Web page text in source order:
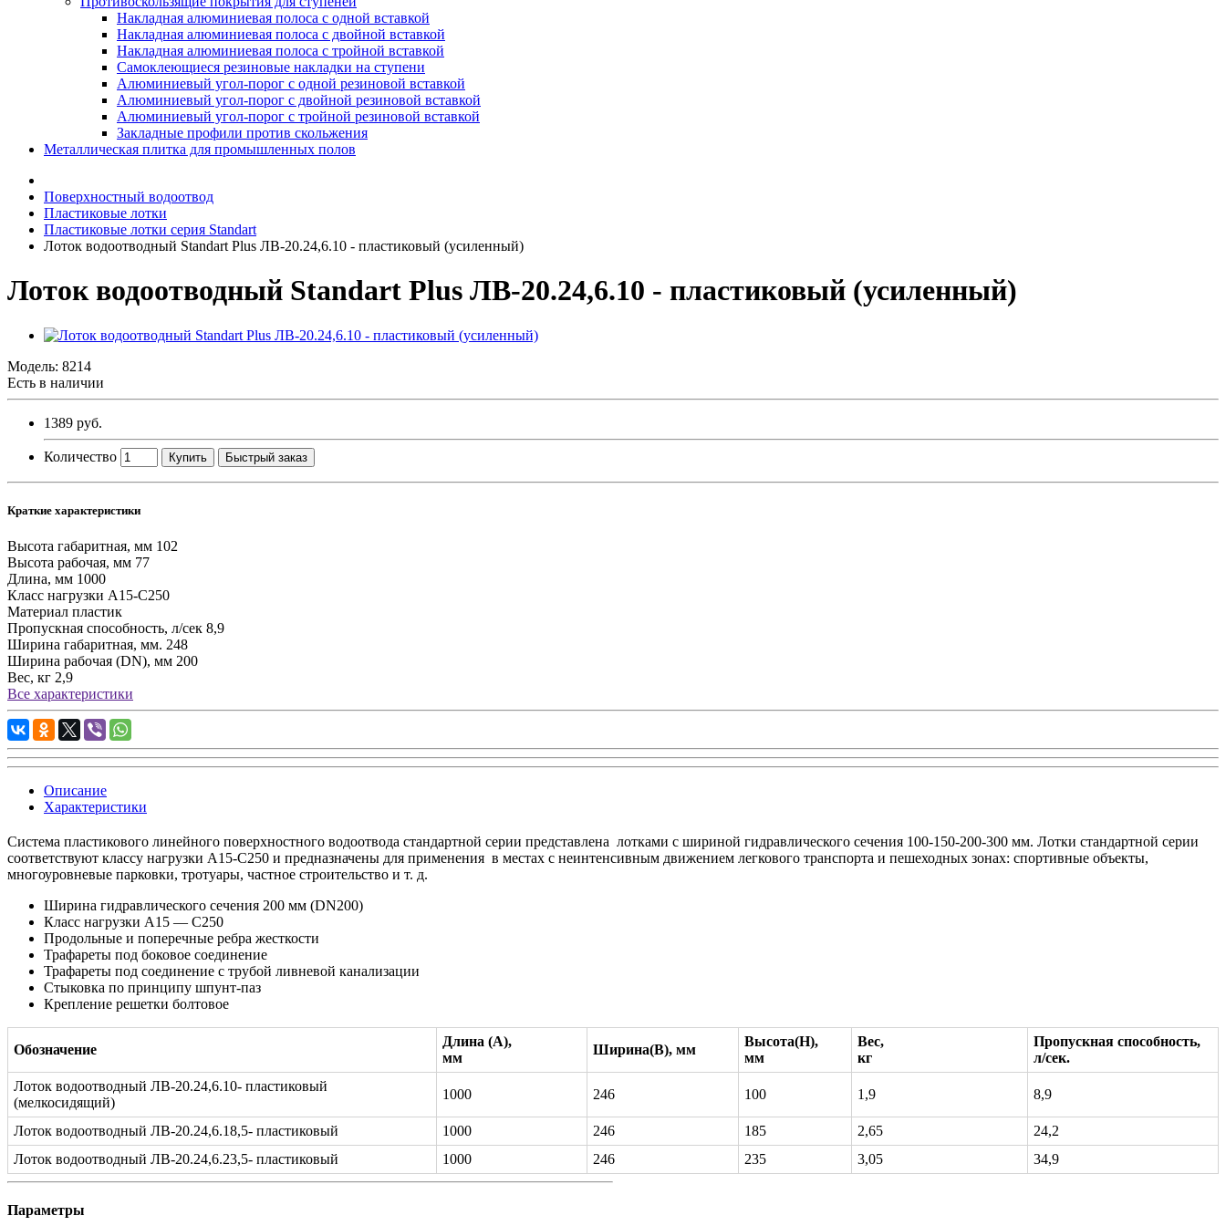
Накладная алюминиевая полоса с одной вставкой
Накладная алюминиевая полоса с двойной вставкой
Накладная алюминиевая полоса с тройной вставкой
Самоклеющиеся резиновые накладки на ступени
Алюминиевый угол-порог с одной резиновой вставкой
Алюминиевый угол-порог с двойной резиновой вставкой
Алюминиевый угол-порог с тройной резиновой вставкой
Закладные профили против скольжения
Металлическая плитка для промышленных полов
Поверхностный водоотвод
Пластиковые лотки
Пластиковые лотки серия Standart
Лоток водоотводный Standart Plus ЛВ-20.24,6.10 - пластиковый (усиленный)
Лоток водоотводный Standart Plus ЛВ-20.24,6.10 - пластиковый (усиленный)
Модель: 8214
Есть в наличии
1389 руб.
Количество Купить Быстрый заказ
Краткие характеристики
Высота габаритная, мм 102
Высота рабочая, мм 77
Длина, мм 1000
Класс нагрузки А15-С250
Материал пластик
Пропускная способность, л/сек 8,9
Ширина габаритная, мм. 248
Ширина рабочая (DN), мм 200
Вес, кг 2,9
Все характеристики
Описание
Характеристики
Система пластикового линейного поверхностного водоотвода стандартной серии представлена лотками с шириной гидравлического сечения 100-150-200-300 мм. Лотки стандартной серии
соответствуют классу нагрузки А15-С250 и предназначены для применения в местах с неинтенсивным движением легкового транспорта и пешеходных зонах: спортивные объекты,
многоуровневые парковки, тротуары, частное строительство и т. д.
Ширина гидравлического сечения 200 мм (DN200)
Класс нагрузки А15 — C250
Продольные и поперечные ребра жесткости
Трафареты под боковое соединение
Трафареты под соединение с трубой ливневой канализации
Стыковка по принципу шпунт-паз
Крепление решетки болтовое
Обозначение
Длина (А),
мм
Ширина(В), мм
Высота(H),
мм
Вес,
кг
Пропускная способность,
л/сек.
Лоток водоотводный ЛВ-20.24,6.10- пластиковый
(мелкосидящий)
1000 246 100 1,9 8,9
Лоток водоотводный ЛВ-20.24,6.18,5- пластиковый 1000 246 185 2,65
24,2
Лоток водоотводный ЛВ-20.24,6.23,5- пластиковый
1000 246 235 3,05 34,9
Параметры